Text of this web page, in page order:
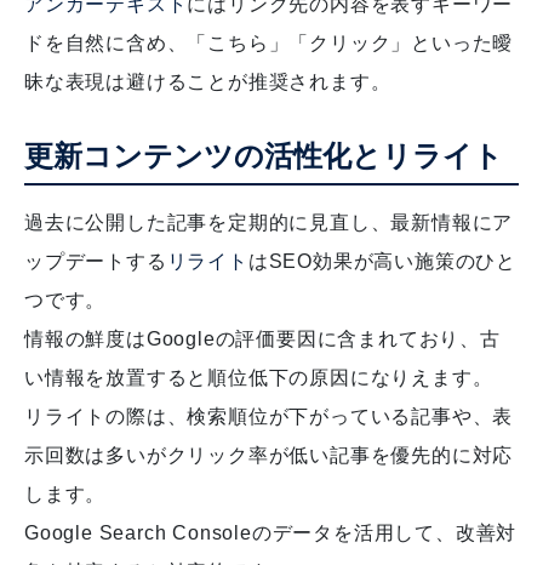
アンカーテキスト にはリンク先の内容を表すキーワー
ドを自然に含め、「こちら」「クリック」といった曖
昧な表現は避けることが推奨されます。
更新コンテンツの活性化とリライト
過去に公開した記事を定期的に見直し、最新情報にア
ップデートする リライト はSEO効果が高い施策のひと
つです。
情報の鮮度はGoogleの評価要因に含まれており、古
い情報を放置すると順位低下の原因になりえます。
リライトの際は、検索順位が下がっている記事や、表
示回数は多いがクリック率が低い記事を優先的に対応
します。
Google Search Consoleのデータを活用して、改善対